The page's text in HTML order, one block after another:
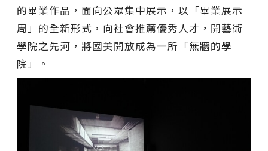
的畢業作品，面向公眾集中展示，以「畢業展示
周」的全新形式，向社會推薦優秀人才，開藝術
學院之先河，將國美開放成為一所「無牆的學
院」。